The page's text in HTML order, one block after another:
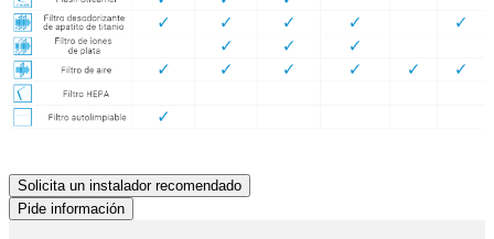
Solicita un instalador recomendado
Pide información